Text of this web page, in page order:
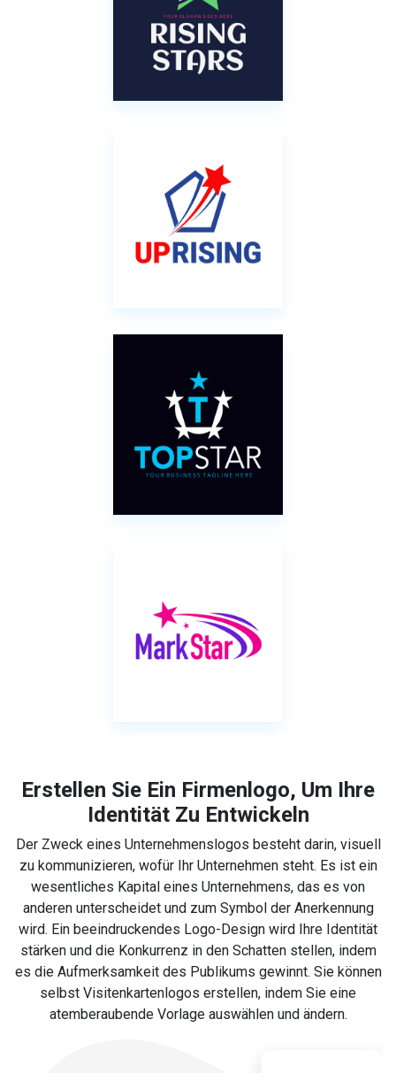
Erstellen Sie Ein Firmenlogo, Um Ihre
Identität Zu Entwickeln
Der Zweck eines Unternehmenslogos besteht darin, visuell
zu kommunizieren, wofür Ihr Unternehmen steht. Es ist ein
wesentliches Kapital eines Unternehmens, das es von
anderen unterscheidet und zum Symbol der Anerkennung
wird. Ein beeindruckendes Logo-Design wird Ihre Identität
stärken und die Konkurrenz in den Schatten stellen, indem
es die Aufmerksamkeit des Publikums gewinnt. Sie können
selbst Visitenkartenlogos erstellen, indem Sie eine
atemberaubende Vorlage auswählen und ändern.